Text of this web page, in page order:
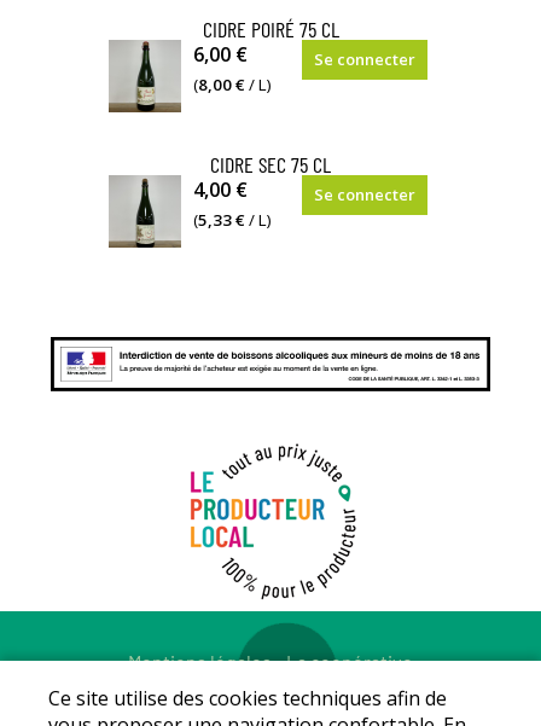
CIDRE POIRÉ 75 CL
6,00 €
(8,00 €/ L)
Se connecter
CIDRE SEC 75 CL
4,00 €
(5,33 €/ L)
Se connecter
Mentions légales-La coopérative
© Copyright 2026 - LE PRODUCTEUR LOCAL - Tous droits
réservés - Conception :Sarl Dynapse
Ce site utilise des cookies techniques afin de